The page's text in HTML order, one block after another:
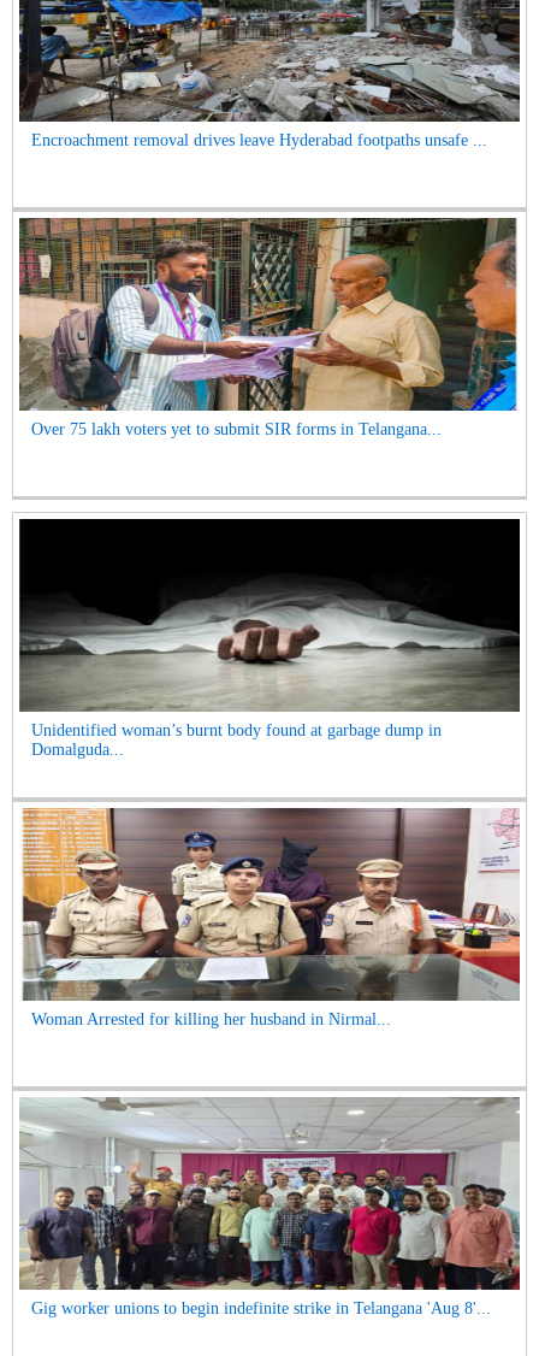
Encroachment removal drives leave Hyderabad footpaths unsafe ...
Over 75 lakh voters yet to submit SIR forms in Telangana...
Unidentified woman’s burnt body found at garbage dump in
Domalguda...
Woman Arrested for killing her husband in Nirmal...
Gig worker unions to begin indefinite strike in Telangana 'Aug 8'...